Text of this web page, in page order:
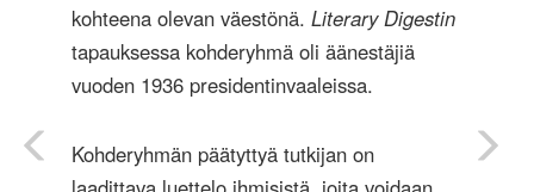
kohteena olevan väestönä. Literary Digestin
tapauksessa kohderyhmä oli äänestäjiä
vuoden 1936 presidentinvaaleissa.
Kohderyhmän päätyttyä tutkijan on